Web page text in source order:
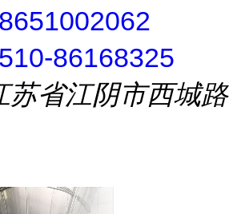
86168325
苏省江阴市西城路